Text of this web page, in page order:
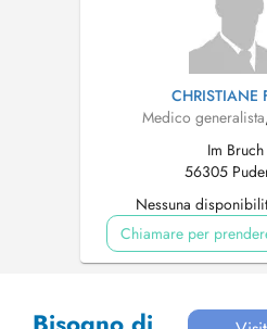
CHRISTIANE
Medico generalista,
Im Bruch
56305
Nessuna
Chiamare per